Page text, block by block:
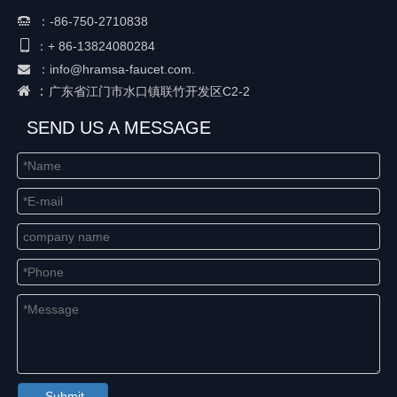
 ： -86-750-2710838
： + 86-13824080284
 ： info@hramsa-faucet.com.
 ： 广东省江门市水口镇联竹开发区C2-2
SEND US A MESSAGE